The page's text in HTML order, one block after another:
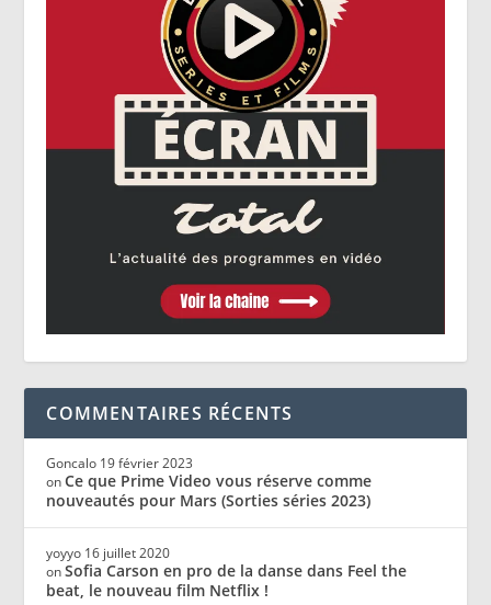
COMMENTAIRES RÉCENTS
Goncalo 19 février 2023
onCe que Prime Video vous réserve comme
nouveautés pour Mars (Sorties séries 2023)
yoyyo 16 juillet 2020
onSofia Carson en pro de la danse dans Feel the
beat, le nouveau film Netflix !